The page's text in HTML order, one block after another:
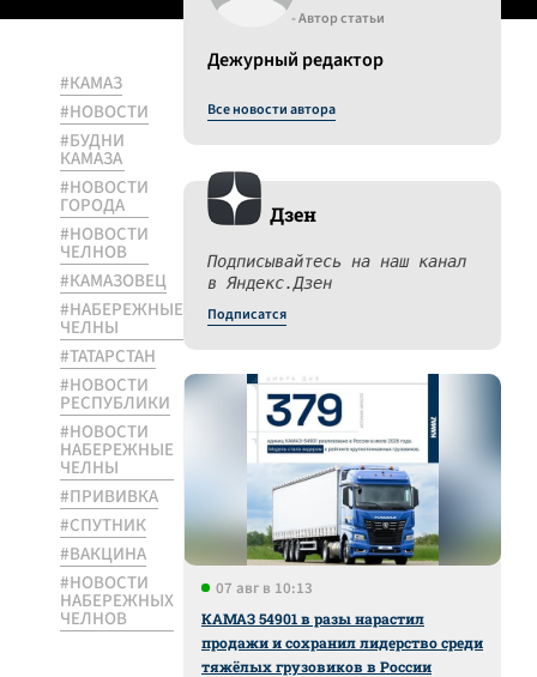
#КАМАЗ
#НОВОСТИ
#БУДНИ
КАМАЗА
#НОВОСТИ
ГОРОДА
#НОВОСТИ
ЧЕЛНОВ
#КАМАЗОВЕЦ
#НАБЕРЕЖНЫЕ
ЧЕЛНЫ
#ТАТАРСТАН
#НОВОСТИ
РЕСПУБЛИКИ
#НОВОСТИ
НАБЕРЕЖНЫЕ
ЧЕЛНЫ
#ПРИВИВКА
#СПУТНИК
#ВАКЦИНА
#НОВОСТИ
НАБЕРЕЖНЫХ
ЧЕЛНОВ
- Автор статьи
Дежурный редактор
Все новости автора
Дзен
Подписывайтесь на наш канал
в Яндекс.Дзен
Подписатся
07 авг в 10:13
КАМАЗ 54901 в разы нарастил
продажи и сохранил лидерство среди
тяжёлых грузовиков в России